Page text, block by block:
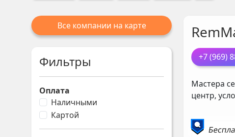
Все компании на карте
Фильтры
Оплата
Наличными
Картой
+7 (969)
Мастера
центр,